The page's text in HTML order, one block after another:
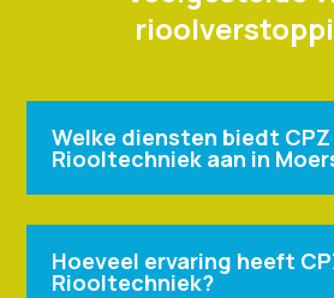
Welke diensten biedt CPZ
Riooltechniek aan in
Hoeveel ervaring heeft
Riooltechniek?